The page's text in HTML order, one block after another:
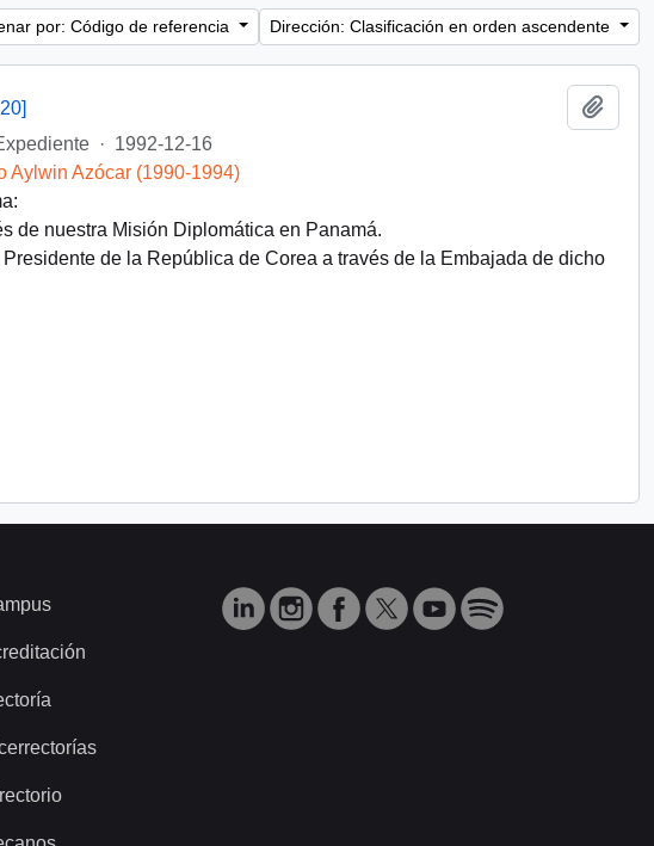
por: Código de referencia Dirección: Clasificación en orden ascendente
· 1992-12-16
Aylwin Azócar (1990-1994)
de nuestra Misión Diplomática en Panamá.
de la República de Corea a través de la Embajada de dicho